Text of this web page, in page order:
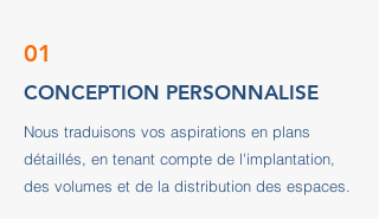
01
CONCEPTION PERSONNALISE
Nous traduisons vos aspirations en plans
détaillés, en tenant compte de l'implantation,
des volumes et de la distribution des espaces.